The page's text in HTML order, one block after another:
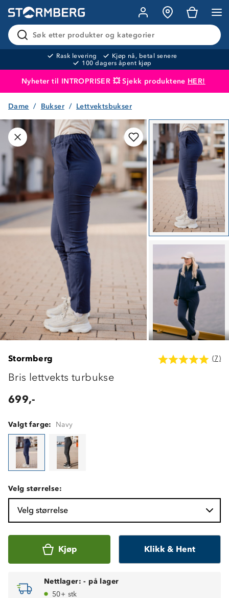
Søk etter produkter og kategorier
Rask levering
Kjøp nå, betal senere
100 dagers åpent kjøp
Nyheter til INTROPRISER 💥 Sjekk produktene HER!
Produktet er lagt i handlekurven
Dame Bukser Lettvektsbukser
Stormberg (7)
Bris lettvekts turbukse
699,-
Valgt farge: Navy
Velg størrelse:
Velg størrelse
Kjøp Klikk & Hent
Nettlager: - på lager
50+ stk